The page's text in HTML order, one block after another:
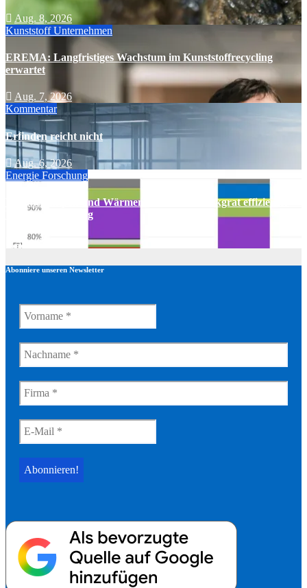
Aug. 8, 2026
KunststoffUnternehmen
EREMA: Langfristiges Wachstum im Kunststoffrecycling
erwartet
Aug. 7, 2026
Kommentar
Erfinden reicht nicht
Aug. 6, 2026
Energie Forschung
Wärmepumpen und Wärmenetze bilden Rückgrat effizienter
Wärmeversorgung
Aug. 5, 2026
Abonniere unseren Newsletter